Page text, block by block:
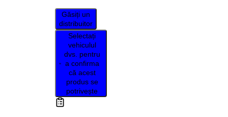
Găsiți un
distribuitor
Selectați
vehiculul
dvs. pentru
a confirma
că acest
produs se
potrivește